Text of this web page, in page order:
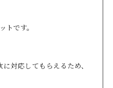
トです。
対応してもらえるため、